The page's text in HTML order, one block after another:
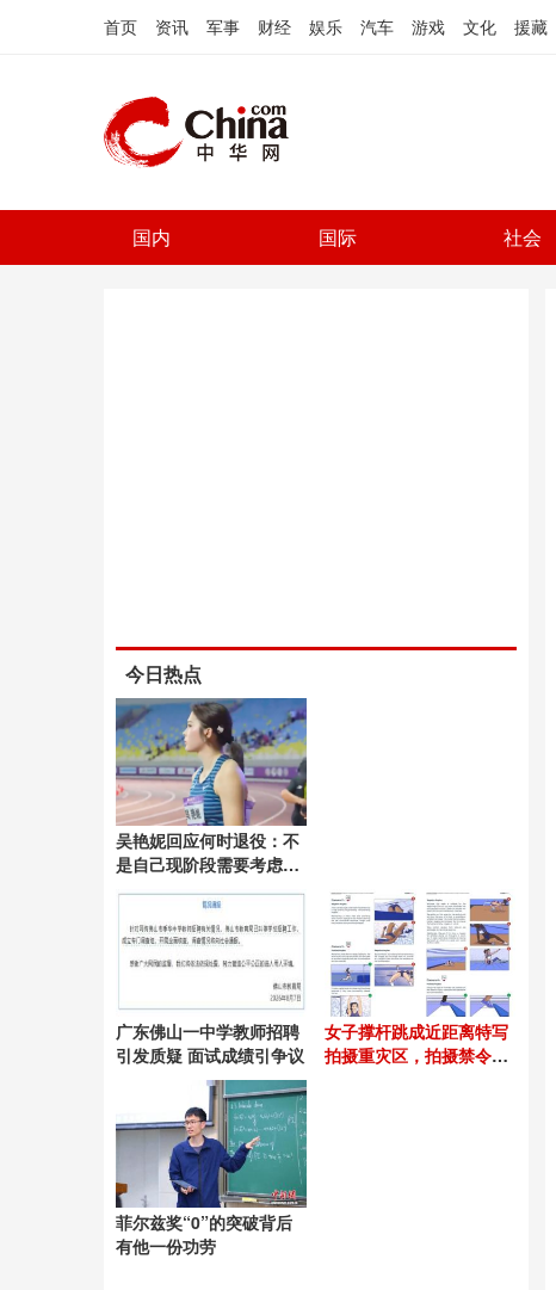
首页 资讯 军事 财经 娱乐 汽车 游戏 文化 援藏
国内 国际 社会
今日热点
吴艳妮回应何时退役：不
是自己现阶段需要考虑的
问题
广东佛山一中学教师招聘
引发质疑 面试成绩引争议
女子撑杆跳成近距离特写
拍摄重灾区，拍摄禁令会
菲尔兹奖“0”的突破背后
有他一份功劳